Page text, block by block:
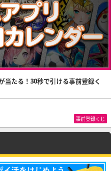
当たる！30秒で引ける事前登録く
事前登録くじ